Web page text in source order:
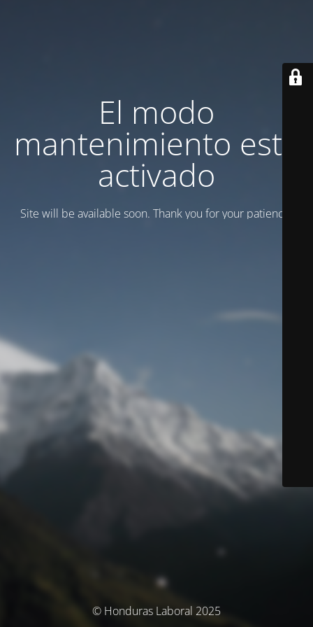
El modo
mantenimiento está
activado
Site will be available soon. Thank you for your patience!
© Honduras Laboral 2025